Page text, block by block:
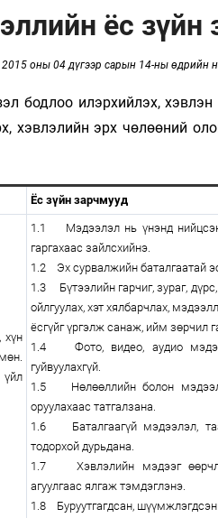
мэдээ
style
тухай
ёс зүйн
оны 04 дүгээр сарын 14-ны өдрийн
бодлоо илэрхийлэх,
хэвлэлийн эрх чөлөөний
Ёс зүйн зарчмууд
хүн
1.1 Мэдээлэл нь үнэнд нийцсэн
гаргахаас зайлсхийнэ.
1.2 Эх сурвалжийн баталгаатай
1.3 Бүтээлийн гарчиг, зураг,
ойлгуулах, хэт хялбарчлах,
ёсгүйг үргэлж санаж, ийм зөрчил
1.4 Фото, видео, аудио
гуйвуулахгүй.
1.5 Нөлөөллийн болон
оруулахаас татгалзана.
1.6 Баталгаагүй мэдээлэл,
тодорхой дурьдана.
1.7 Хэвлэлийн мэдээг
агуулгаас ялгаж тэмдэглэнэ.
1.8 Буруутгагдсан,